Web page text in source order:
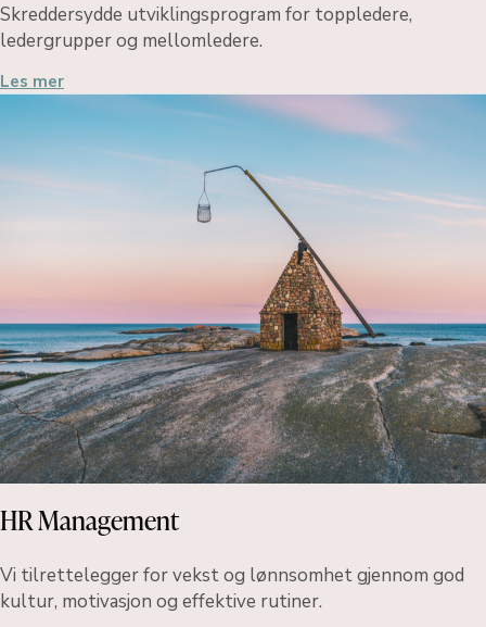
Skreddersydde utviklingsprogram for toppledere,
ledergrupper og mellomledere.
Les mer
HR Management
Vi tilrettelegger for vekst og lønnsomhet gjennom god
kultur, motivasjon og effektive rutiner.